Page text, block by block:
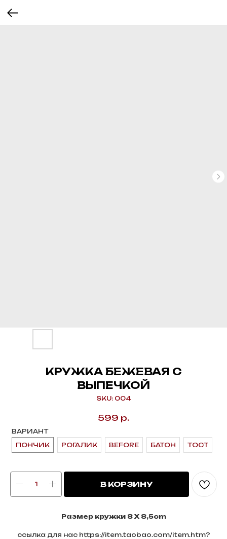
КРУЖКА БЕЖЕВАЯ С
ВЫПЕЧКОЙ
SKU: 004
599 р.
ВАРИАНТ
ПОНЧИК
РОГАЛИК ВEFORE БАТОН ТОСТ
В КОРЗИНУ
Размер кружки 8 Х 8,5cm
ссылка для нас https://item.taobao.com/item.htm?